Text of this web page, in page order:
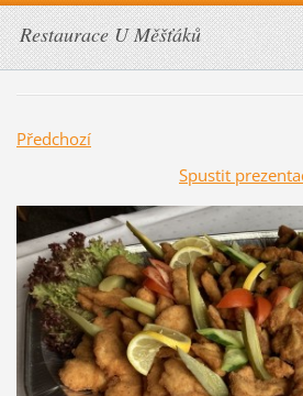
Restaurace U Měšťáků
Předchozí
Spustit